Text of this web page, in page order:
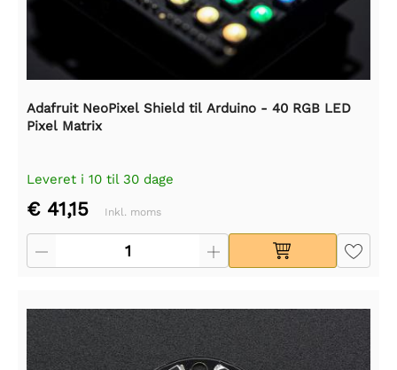
Adafruit NeoPixel Shield til Arduino - 40 RGB LED
Pixel Matrix
Leveret i 10 til 30 dage
€ 41,15 Inkl. moms